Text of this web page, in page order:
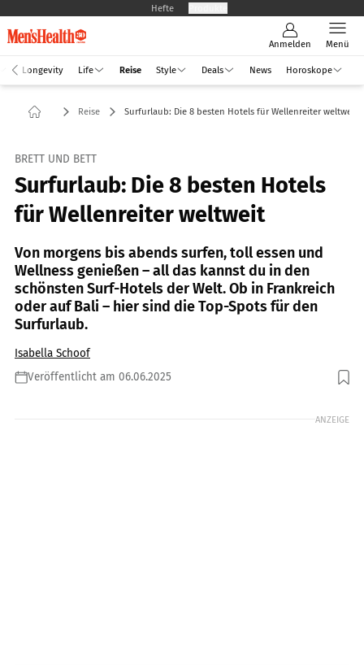
Hefte
Anmelden Menü
Longevity Life Reise Style Deals News Horoskope
Reise Surfurlaub: Die 8 besten Hotels für Wellenreiter weltweit
BRETT UND BETT
Surfurlaub: Die 8 besten Hotels
für Wellenreiter weltweit
Von morgens bis abends surfen, toll essen und
Wellness genießen – all das kannst du in den
schönsten Surf-Hotels der Welt. Ob in Frankreich
oder auf Bali – hier sind die Top-Spots für den
Surfurlaub.
Isabella Schoof
Veröffentlicht am 06.06.2025
Foto: GettyImages.de/DisobeyArt
ANZEIGE